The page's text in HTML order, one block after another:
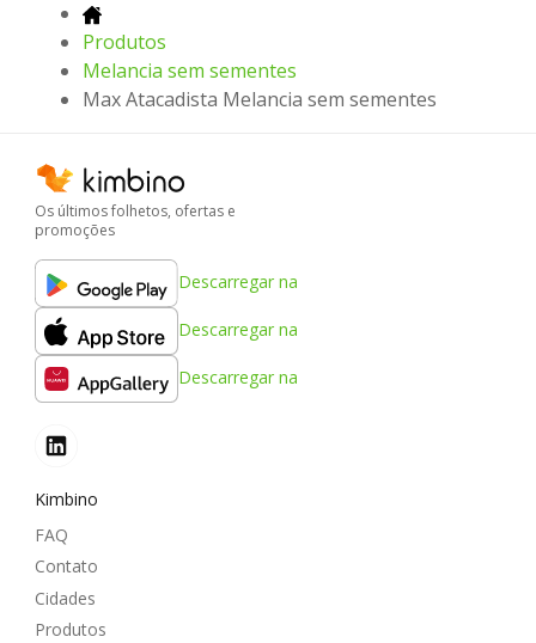
Produtos
Melancia sem sementes
Max Atacadista Melancia sem sementes
Os últimos folhetos, ofertas e
promoções
Descarregar na
Descarregar na
Descarregar na
Kimbino
FAQ
Contato
Cidades
Produtos